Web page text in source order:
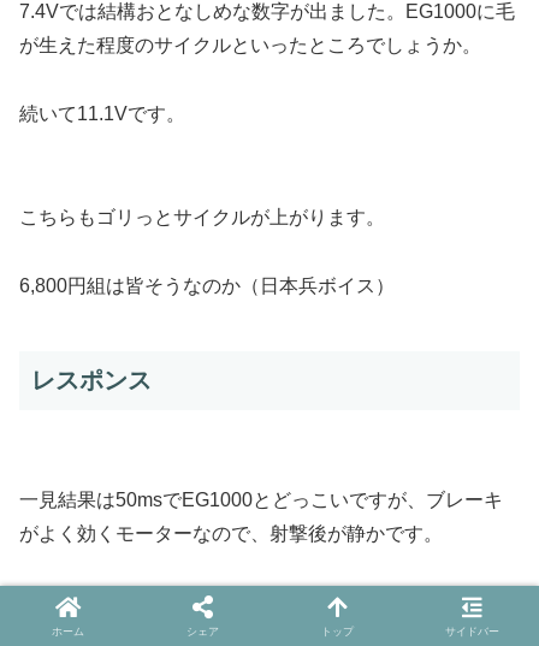
7.4Vでは結構おとなしめな数字が出ました。EG1000に毛
が生えた程度のサイクルといったところでしょうか。
続いて11.1Vです。
こちらもゴリっとサイクルが上がります。
6,800円組は皆そうなのか（日本兵ボイス）
レスポンス
一見結果は50msでEG1000とどっこいですが、ブレーキ
がよく効くモーターなので、射撃後が静かです。
ビールみたいな話をしますが、ピストンの打撃後の雑味が
少ないです。
ホーム シェア トップ サイドバー